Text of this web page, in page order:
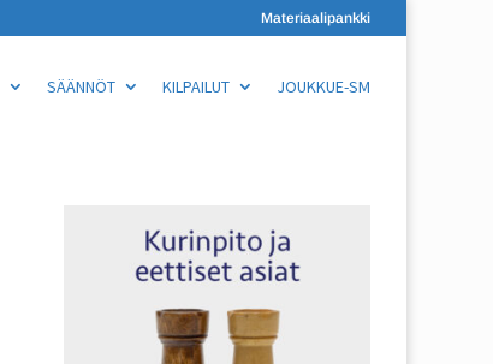
Materiaalipankki
SÄÄNNÖT KILPAILUT JOUKKUE-SM